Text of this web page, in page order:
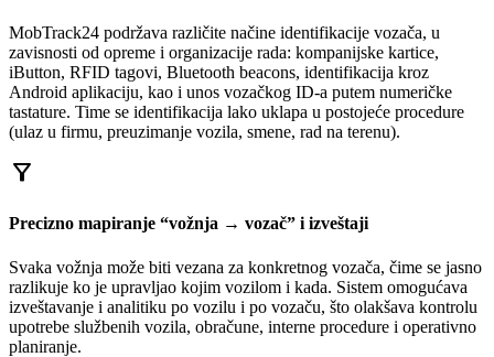
MobTrack24 podržava različite načine identifikacije vozača, u
zavisnosti od opreme i organizacije rada: kompanijske kartice,
iButton, RFID tagovi, Bluetooth beacons, identifikacija kroz
Android aplikaciju, kao i unos vozačkog ID-a putem numeričke
tastature. Time se identifikacija lako uklapa u postojeće procedure
(ulaz u firmu, preuzimanje vozila, smene, rad na terenu).
filter_alt
Precizno mapiranje “vožnja → vozač” i izveštaji
Svaka vožnja može biti vezana za konkretnog vozača, čime se jasno
razlikuje ko je upravljao kojim vozilom i kada. Sistem omogućava
izveštavanje i analitiku po vozilu i po vozaču, što olakšava kontrolu
upotrebe službenih vozila, obračune, interne procedure i operativno
planiranje.